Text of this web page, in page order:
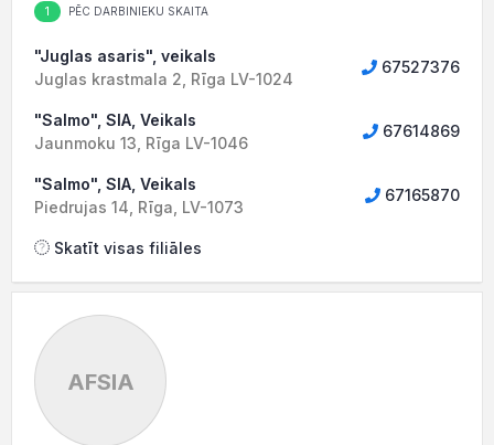
1 PĒC DARBINIEKU SKAITA
"Juglas asaris", veikals
Juglas krastmala 2, Rīga LV-1024
67527376
"Salmo", SIA, Veikals
Jaunmoku 13, Rīga LV-1046
67614869
"Salmo", SIA, Veikals
Piedrujas 14, Rīga, LV-1073
67165870
Skatīt visas filiāles
AFSIA